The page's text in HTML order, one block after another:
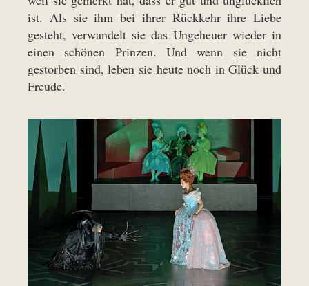
ist. Als sie ihm bei ihrer Rückkehr ihre Liebe
gesteht, verwandelt sie das Ungeheuer wieder in
einen schönen Prinzen. Und wenn sie nicht
gestorben sind, leben sie heute noch in Glück und
Freude.